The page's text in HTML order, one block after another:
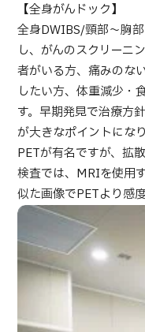
お知らせ
医療機関の方へ
運営会社
個人情報保護方針
ガイドラインポリシー
JTBのガバナンス
日本語
【全身がんドック】
全身DWIBS/頸部～胸
し、がんのスクリーニ
者がいる方、痛みのな
したい方、体重減少・
す。早期発見で治療方
が大きなポイントにな
PETが有名ですが、拡
検査では、MRIを使用
似た画像でPETより感